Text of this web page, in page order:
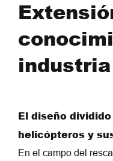
nacionales y
de salud y belleza de
2023 como el año de
industria
El diseño
helicópteros y
En el campo del